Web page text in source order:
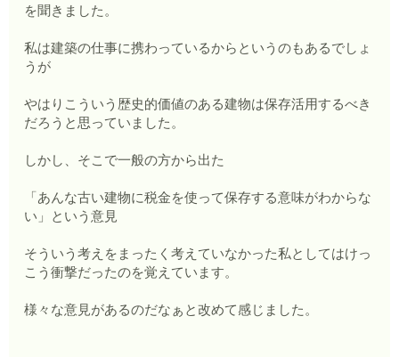
を聞きました。
私は建築の仕事に携わっているからというのもあるでしょ
うが
やはりこういう歴史的価値のある建物は保存活用するべき
だろうと思っていました。
しかし、そこで一般の方から出た
「あんな古い建物に税金を使って保存する意味がわからな
い」という意見
そういう考えをまったく考えていなかった私としてはけっ
こう衝撃だったのを覚えています。
様々な意見があるのだなぁと改めて感じました。